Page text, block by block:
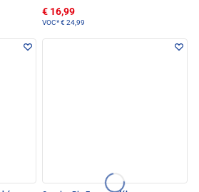
€ 16,99
VOC*€ 24,99